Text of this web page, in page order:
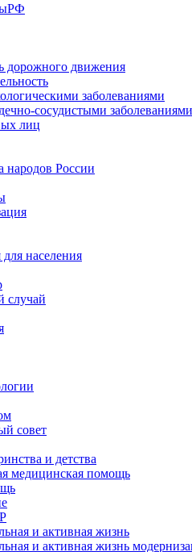
дорожного движения
заболеваниями
сосудистыми заболеваниями
лиц
народов России
населения
случай
совет
и детства
медицинская помощь
и активная жизнь
и активная жизнь